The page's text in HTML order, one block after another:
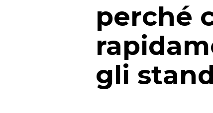
perché
gli